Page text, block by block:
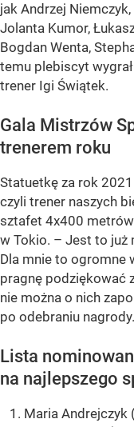
jak Andrzej Niemczyk,
Jolanta Kumor,
Bogdan Wenta,
temu plebiscyt
trener Igi Świątek.
Gala Mistrzów
trenerem roku
Statuetkę za rok
czyli trener naszych
sztafet 4x400
w Tokio. – Jest to już
Dla mnie to ogromne
pragnę podziękować
nie można o nich
po odebraniu nagrody.
Lista
na najlepszego
Maria Andrejczyk